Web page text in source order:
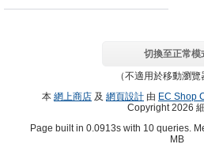
切換至正常模
（不適用於移動瀏覽
本 網上商店 及 網頁設計 由 EC Shop
Copyright 2026
Page built in 0.0913s with 10 queries.
MB